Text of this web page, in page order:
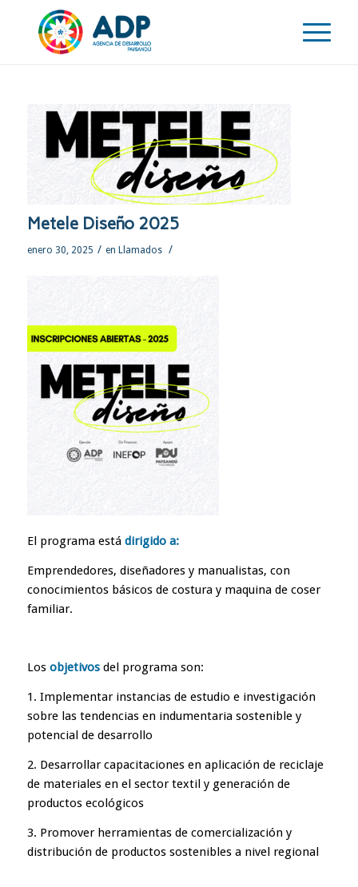
Metele Diseño 2025
enero 30, 2025 / en Llamados /
El programa está dirigido a:
Emprendedores, diseñadores y manualistas, con
conocimientos básicos de costura y maquina de coser
familiar.
Los objetivosdel programa son:
1. Implementar instancias de estudio e investigación
sobre las tendencias en indumentaria sostenible y
potencial de desarrollo
2. Desarrollar capacitaciones en aplicación de reciclaje
de materiales en el sector textil y generación de
productos ecológicos
3. Promover herramientas de comercialización y
distribución de productos sostenibles a nivel regional